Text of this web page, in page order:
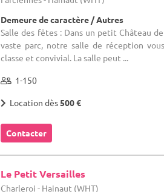
Demeure de caractère / Autres
Salle des fêtes : Dans un petit Château
vaste parc, notre salle de réception
classe et convivial. La salle peut ...
1-150
Location dès500 €
Contacter
Le Petit Versailles
Charleroi - Hainaut (WHT)